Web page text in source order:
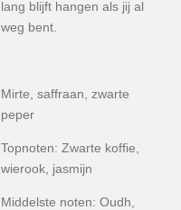
lang blijft hangen als jij al
weg bent.
Mirte, saffraan, zwarte
peper
Topnoten: Zwarte koffie,
wierook, jasmijn
Middelste noten: Oudh,